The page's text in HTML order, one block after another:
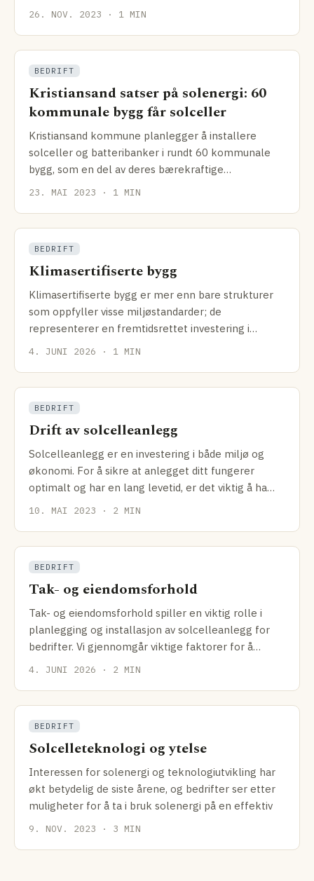
er det kun
26. NOV. 2023 · 1 MIN
BEDRIFT
Kristiansand satser på solenergi: 60
kommunale bygg får solceller
Kristiansand kommune planlegger å installere
solceller og batteribanker i rundt 60 kommunale
bygg, som en del av deres bærekraftige
utviklingsmål.
23. MAI 2023 · 1 MIN
BEDRIFT
Klimasertifiserte bygg
Klimasertifiserte bygg er mer enn bare strukturer
som oppfyller visse miljøstandarder; de
representerer en fremtidsrettet investering i
bærekraft, en
4. JUNI 2026 · 1 MIN
BEDRIFT
Drift av solcelleanlegg
Solcelleanlegg er en investering i både miljø og
økonomi. For å sikre at anlegget ditt fungerer
optimalt og har en lang levetid, er det viktig å ha
gode
10. MAI 2023 · 2 MIN
BEDRIFT
Tak- og eiendomsforhold
Tak- og eiendomsforhold spiller en viktig rolle i
planlegging og installasjon av solcelleanlegg for
bedrifter. Vi gjennomgår viktige faktorer for å
vurdere
4. JUNI 2026 · 2 MIN
BEDRIFT
Solcelleteknologi og ytelse
Interessen for solenergi og teknologiutvikling har
økt betydelig de siste årene, og bedrifter ser etter
muligheter for å ta i bruk solenergi på en effektiv
9. NOV. 2023 · 3 MIN